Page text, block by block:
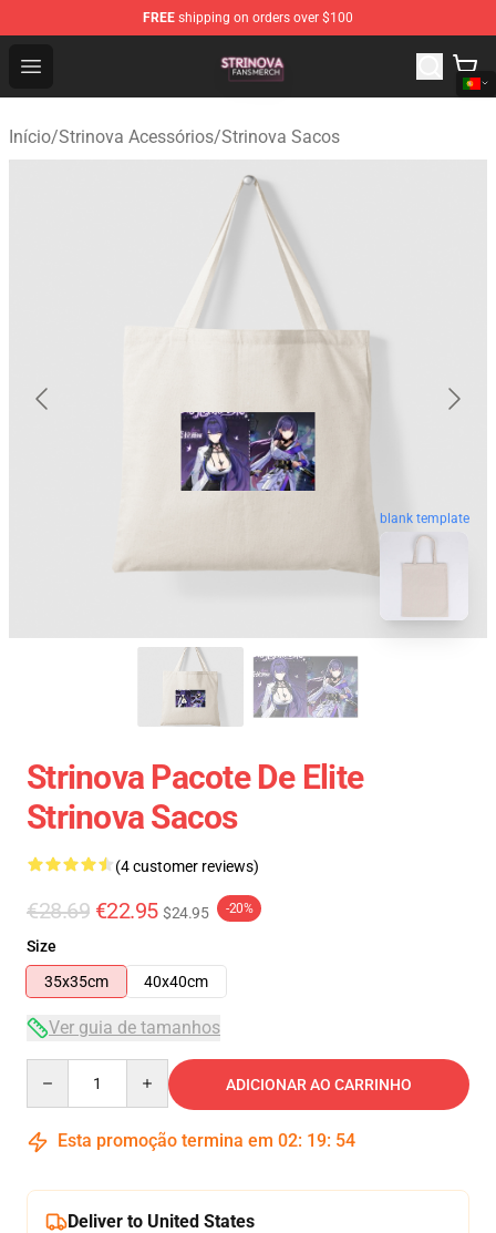
FREE shipping on orders over $100
Open menu
Strinova Shop - Official Strinova Merchandise Store
Início/Strinova Acessórios/Strinova Sacos
blank template
Strinova Pacote De Elite
Strinova Sacos
(4 customer reviews)
€28.69 €22.95 $24.95 -20%
Size
35x35cm
40x40cm
Ver guia de tamanhos
ADICIONAR AO CARRINHO
Esta promoção termina em 02: 19: 54
Deliver to United States